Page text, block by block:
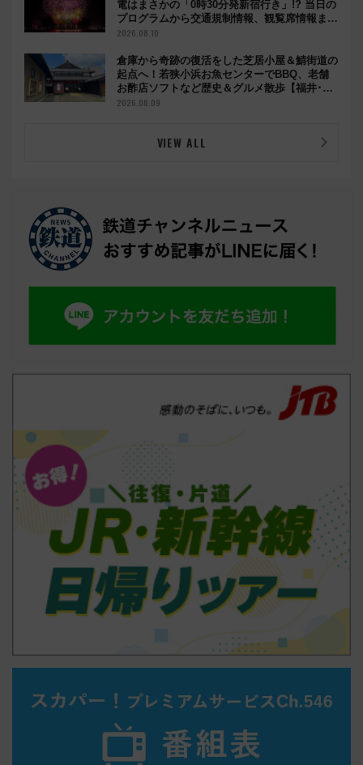
電はまさかの「0時30分発新宿行き」!? 当日の
プログラムから交通規制情報、観覧席情報まで
徹底解説
2026.08.10
倉庫から奇跡の復活をした芝居小屋＆鯖街道の
起点へ！若狭小浜お魚センターでBBQ、老舗
お酢店ソフトなど歴史＆グルメ散歩【福井･小
浜観光】
2026.08.09
VIEW ALL